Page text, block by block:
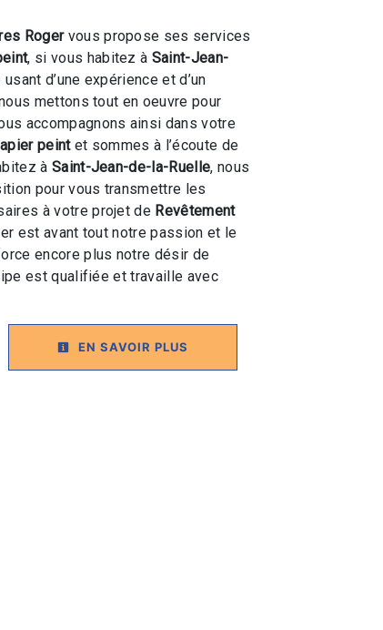
Rogervous propose ses services
, si vous habitez à Saint-Jean-
d’une expérience et d’un
mettons tout en oeuvre pour
accompagnons ainsi dans votre
peintet sommes à l’écoute de
à Saint-Jean-de-la-Ruelle, nous
pour vous transmettre les
à votre projet de Revêtement
est avant tout notre passion et le
encore plus notre désir de
est qualifiée et travaille avec
EN SAVOIR PLUS